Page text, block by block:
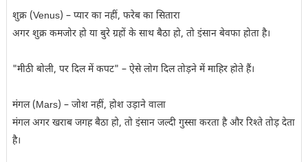
शुक्र (Venus) – प्यार का नहीं, फरेब का सितारा
अगर शुक्र कमजोर हो या बुरे ग्रहों के साथ बैठा हो, तो इंसान बेवफा होता है।
"मीठी बोली, पर दिल में कपट" – ऐसे लोग दिल तोड़ने में माहिर होते हैं।
मंगल (Mars) – जोश नहीं, होश उड़ाने वाला
मंगल अगर खराब जगह बैठा हो, तो इंसान जल्दी गुस्सा करता है और रिश्ते तोड़ देता
है।